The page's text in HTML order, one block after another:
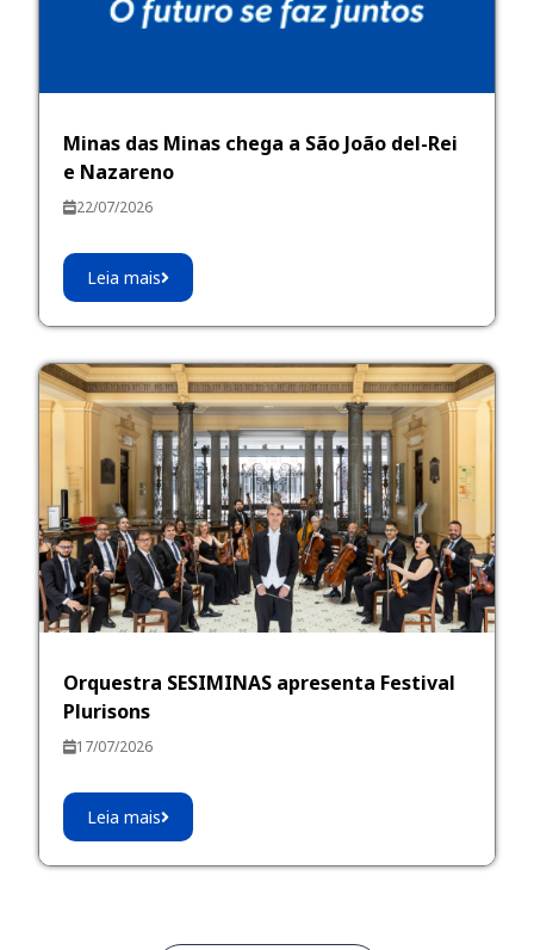
Minas das Minas chega a São João del-Rei
e Nazareno
22/07/2026
Leia mais
Orquestra SESIMINAS apresenta Festival
Plurisons
17/07/2026
Leia mais